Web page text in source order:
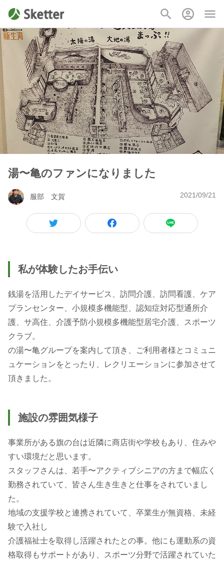
湯〜亀のファンになりました
服部 文賀 2021/09/21
私が体験したお手伝い
銭湯を活用したデイサービス、訪問介護、訪問看護、ケア
プランセンター、小規模多機能型、認知症対応型通所介
護、サ高住、介護予防小規模多機能型居宅介護、スポーツ
クラブ。
の湯〜亀グループを案内して頂き、ご利用者様とコミュニ
ュケーションをとったり、レクリエーションに参加させて
頂きました。
施設の雰囲気様子
事業所がある旗の台は近隣に商店街や学校もあり、住みや
すい環境だと思います。
スタッフさんは、若手〜アクティブシニアの方まで幅広く
勤務されていて、皆さん生き生きと仕事をされていまし
た。
地域の支援学校と連携されていて、卒業生が無資格、未経
験で入社し
介護福祉士を取得し活躍されたとの事。他にも運動系の資
格取得もサポートがあり、スポーツ分野で活躍されていた